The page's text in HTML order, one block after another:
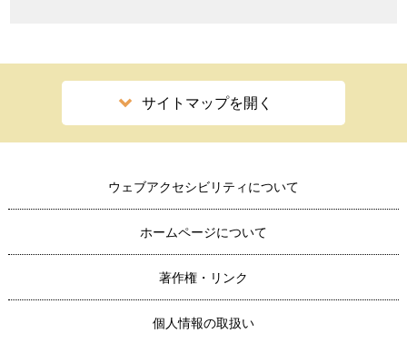
サイトマップを開く
ウェブアクセシビリティについて
ホームページについて
著作権・リンク
個人情報の取扱い